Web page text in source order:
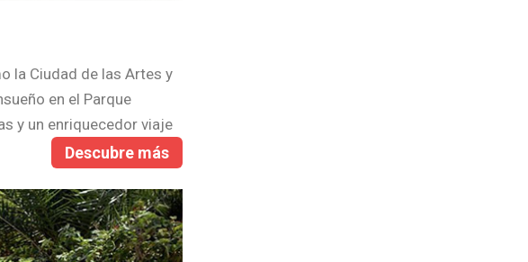
la Ciudad de las Artes y
en el Parque
y un enriquecedor viaje
Descubre más